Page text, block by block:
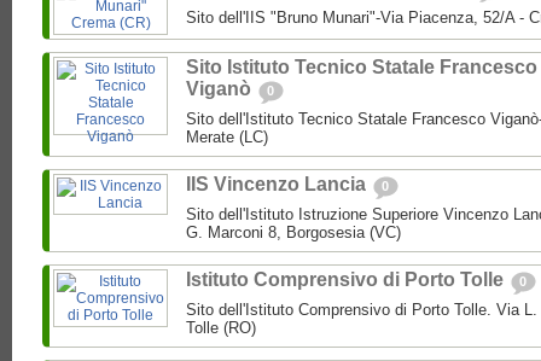
Sito dell'IIS "Bruno Munari"-Via Piacenza, 52/A -
Sito Istituto Tecnico Statale Francesco
Viganò
0
Sito dell'Istituto Tecnico Statale Francesco
Merate (LC)
IIS Vincenzo Lancia 0
Sito dell'Istituto Istruzione Superiore Vincenzo
G. Marconi 8, Borgosesia (VC)
Istituto Comprensivo di Porto Tolle 0
Sito dell'Istituto Comprensivo di Porto Tolle. Via
Tolle (RO)